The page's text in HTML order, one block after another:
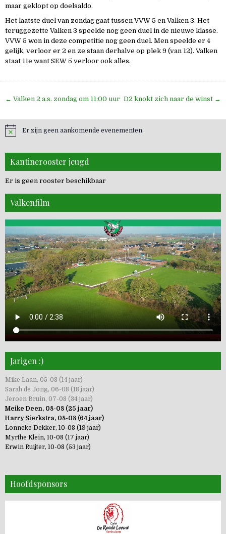
maar geklopt op doelsaldo.
Het laatste duel van zondag gaat tussen VVW 5 en Valken 3. Het
teruggezette Valken 3 speelde nog geen duel in de nieuwe klasse.
VVW 5 won in deze competitie nog geen duel. Men speelde er 4
gelijk, verloor er 2 en ze staan derhalve op plek 9 (van 12). Valken
staat 11e want SEW 5 verloor ook alles.
Bericht
← Valken 2 a.s. zondag om 11:00 uur D2 knokt zich naar de winst →
Er zijn geen aankomende evenementen.
Kantinerooster jeugd
Er is geen rooster beschikbaar
Valkenfilm
Jarigen :)
Mike Laan, 05-08 (14 jaar)
Sarah de Jong, 06-08 (18 jaar)
Jeroen Bruin, 07-08 (34 jaar)
Meike Deen, 08-08 (25 jaar)
Harry Sierkstra, 08-08 (64 jaar)
Lonneke Dekker, 10-08 (19 jaar)
Myrthe Klein, 10-08 (17 jaar)
Erwin Ruijter, 10-08 (53 jaar)
Hoofdsponsors